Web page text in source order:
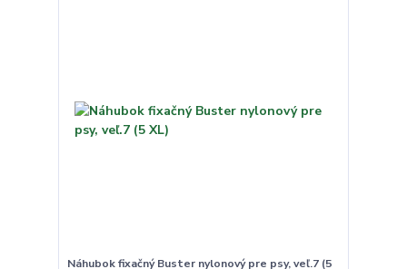
Náhubok fixačný Buster nylonový pre psy, veľ.7 (5